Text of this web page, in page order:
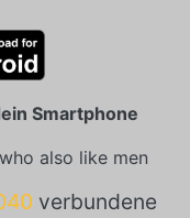
Smartphone
also like men
verbundene